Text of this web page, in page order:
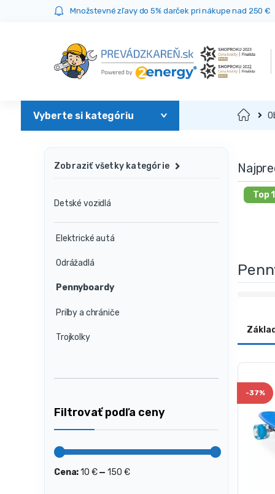
Množstevné zľavy do 5% darček pri nákupe nad 250 €
Domov
Top 1
-37%
Zobraziť všetky kategórie
Detské vozidlá
Elektrické autá
Odrážadlá
Pennyboardy
Prilby a chrániče
Trojkolky
Filtrovať podľa ceny
Minimálna
Maximálna
Cena:10 €—150 €